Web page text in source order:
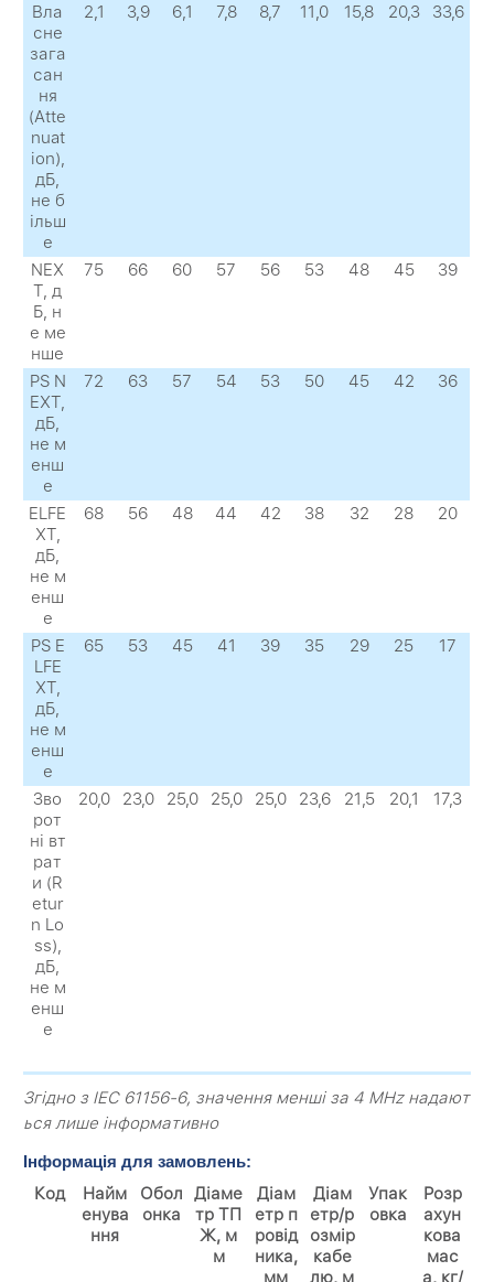
Вла
сне
зага
сан
ня
(Atte
nuat
ion),
дБ,
не б
ільш
е
2,1 3,9 6,1 7,8 8,7 11,0 15,8 20,3 33,6
NEX
Т, д
Б, н
е ме
нше
75 66 60 57 56 53 48 45 39
PS N
EXТ,
дБ,
не м
енш
е
72 63 57 54 53 50 45 42 36
ELFE
XТ,
дБ,
не м
енш
е
68 56 48 44 42 38 32 28 20
PS E
LFE
XТ,
дБ,
не м
енш
е
65 53 45 41 39 35 29 25 17
Зво
рот
ні вт
рат
и (R
etur
n Lo
ss),
дБ,
не м
енш
е
20,0 23,0 25,0 25,0 25,0 23,6 21,5 20,1 17,3
Згідно з IEC 61156-6, значення менші за 4 MHz надают
ься лише інформативно
Інформація для замовлень:
Код
Найм
енува
ння
Обол
онка
Діаме
тр ТП
Ж, м
м
Діам
етр п
ровід
ника,
мм
Діам
етр/р
озмір
кабе
лю, м
Упак
овка
Розр
ахун
кова
мас
а, кг/